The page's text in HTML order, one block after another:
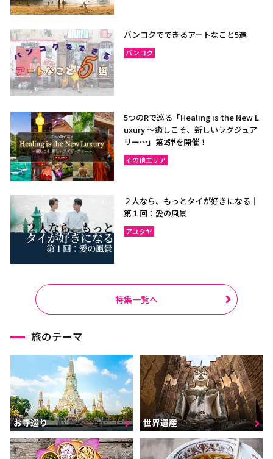
バンコクでできるアートなこと5選
バンコク
5つのRで巡る「Healing is the New L
uxury ～癒しこそ、新しいラグジュア
リー〜」第2弾を開催！
その他エリア
２人なら、もっとタイが好きになる｜
第１回：愛の風景
アユタヤ
特集一覧へ
旅のテーマ
お寺巡り 世界遺産